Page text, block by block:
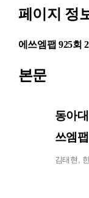
페이지 정
에쓰엠팹 925회
본문
동아
쓰엠
김태현,